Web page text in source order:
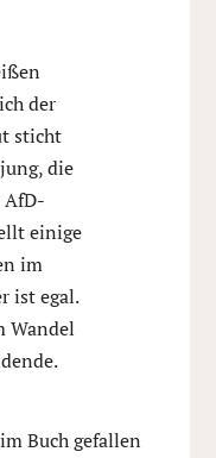
der
sticht
die
einige
im
ist egal.
Wandel
Buch gefallen